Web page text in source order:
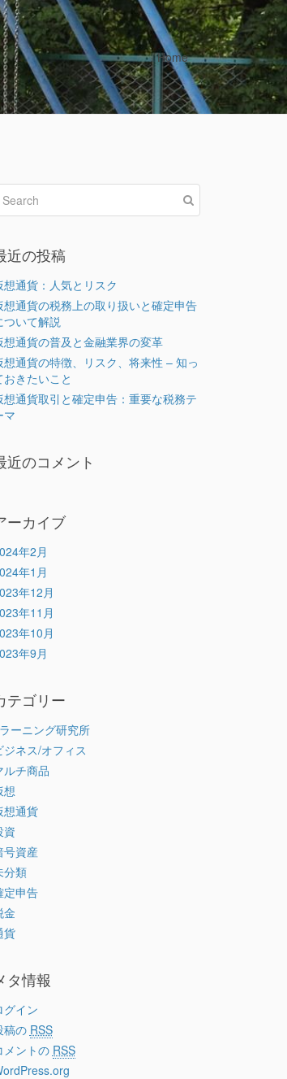
Home
近の投稿
想通貨：人気とリスク
想通貨の税務上の取り扱いと確定申告
ついて解説
想通貨の普及と金融業界の変革
想通貨の特徴、リスク、将来性 – 知っ
おきたいこと
想通貨取引と確定申告：重要な税務テ
マ
近のコメント
ーカイブ
年2月
年1月
年12月
年11月
年10月
年9月
テゴリー
ーニング研究所
ジネス/オフィス
ルチ商品
想
想通貨
資
号資産
分類
定申告
金
貨
タ情報
グイン
稿の RSS
メントの RSS